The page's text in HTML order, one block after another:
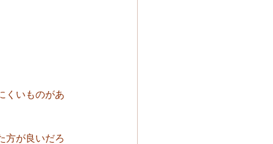
くいものがあ
方が良いだろ